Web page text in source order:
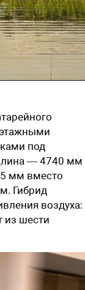
под
— 4740 мм
мм вместо
Гибрид
воздуха:
из шести